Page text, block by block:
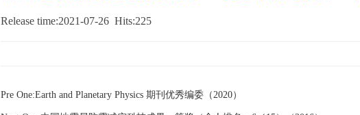
Release time:2021-07-26 Hits:225
Pre One:Earth and Planetary Physics 期刊优秀编委（2020）